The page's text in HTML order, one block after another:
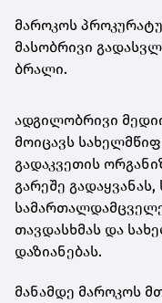
მაროკოს
მასობრივი
ბრალი.
ადგილობრივი
მოიცავს
გადაკვეთის
გარეშე
თავდასხმას და
დაზიანებას.
მანამდე მაროკოს